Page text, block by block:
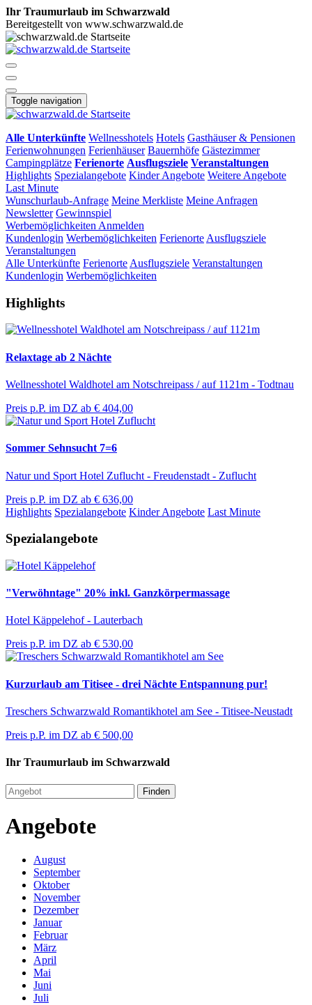
Ihr Traumurlaub im Schwarzwald
Bereitgestellt von www.schwarzwald.de
Toggle navigation
Alle Unterkünfte Wellnesshotels Hotels Gasthäuser & Pensionen
Ferienwohnungen Ferienhäuser Bauernhöfe Gästezimmer
Campingplätze Ferienorte Ausflugsziele Veranstaltungen
Highlights Spezialangebote Kinder Angebote Weitere Angebote
Last Minute
Wunschurlaub-Anfrage Meine Merkliste Meine Anfragen
Newsletter Gewinnspiel
Werbemöglichkeiten Anmelden
Kundenlogin Werbemöglichkeiten Ferienorte Ausflugsziele
Veranstaltungen
Alle Unterkünfte Ferienorte Ausflugsziele Veranstaltungen
Kundenlogin Werbemöglichkeiten
Highlights
Relaxtage ab 2 Nächte
Wellnesshotel Waldhotel am Notschreipass / auf 1121m - Todtnau
Preis p.P. im DZ ab € 404,00
Sommer Sehnsucht 7=6
Natur und Sport Hotel Zuflucht - Freudenstadt - Zuflucht
Preis p.P. im DZ ab € 636,00
Highlights Spezialangebote Kinder Angebote Last Minute
Spezialangebote
"Verwöhntage" 20% inkl. Ganzkörpermassage
Hotel Käppelehof - Lauterbach
Preis p.P. im DZ ab € 530,00
Kurzurlaub am Titisee - drei Nächte Entspannung pur!
Treschers Schwarzwald Romantikhotel am See - Titisee-Neustadt
Preis p.P. im DZ ab € 500,00
Ihr Traumurlaub im Schwarzwald
Finden
Angebote
August
September
Oktober
November
Dezember
Januar
Februar
März
April
Mai
Juni
Juli